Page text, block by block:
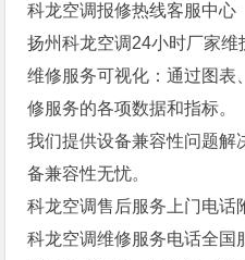
科龙空调报修热线客服中心
扬州科龙空调24小时厂家维
维修服务可视化：通过图表
修服务的各项数据和指标。
我们提供设备兼容性问题解
备兼容性无忧。
科龙空调售后服务上门电话
科龙空调维修服务电话全国